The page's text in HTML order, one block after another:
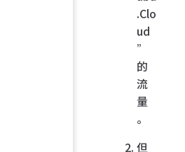
.Clo
ud
”
的
流
量
。
但